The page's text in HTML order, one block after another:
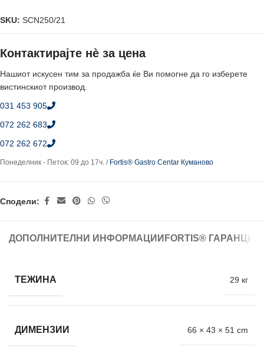
SKU: SCN250/21
Контактирајте нè за цена
Нашиот искусен тим за продажба ќе Ви помогне да го изберете
вистинскиот производ.
031 453 905
072 262 683
072 262 672
Понеделник - Петок: 09 до 17ч. / Fortis® Gastro Centar Куманово
Сподели:
ДОПОЛНИТЕЛНИ ИНФОРМАЦИИ FORTIS®
ТЕЖИНА 29 кг
ДИМЕНЗИИ 66 × 43 × 51 cm